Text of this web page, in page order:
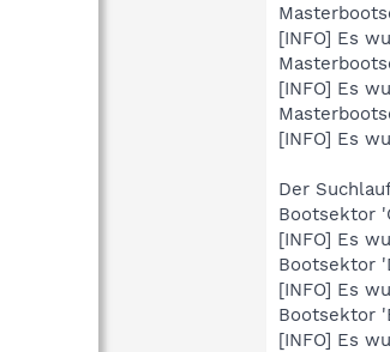
[INFO] Es
[INFO] Es
[INFO] Es
Der
Bootsektor
[INFO] Es
Bootsektor
[INFO] Es
Bootsektor
[INFO] Es